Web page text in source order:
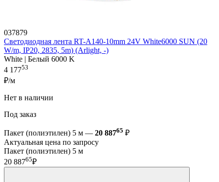
037879
Светодиодная лента RT-A140-10mm 24V White6000 SUN (20
W/m, IP20, 2835, 5m) (Arlight, -)
White | Белый 6000 K
4 17753
₽/м
Нет в наличии
Под заказ
Пакет (полиэтилен) 5 м — 20 88765 ₽
Актуальная цена по запросу
Пакет (полиэтилен) 5 м
20 88765₽